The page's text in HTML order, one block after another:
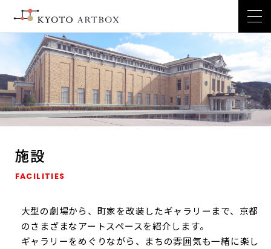
施設
FACILITIES
大型の劇場から、町家を改装したギャラリーまで、京都
のさまざまなアートスペースを紹介します。
ギャラリーをめぐりながら、まちの雰囲気も一緒に楽し